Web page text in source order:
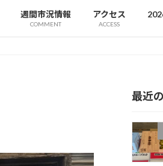
週間市況情報
COMMENT
アクセス
ACCESS
最近